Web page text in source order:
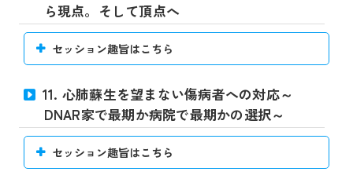
ら現点。そして頂点へ
セッション趣旨はこちら
11. 心肺蘇生を望まない傷病者への対応～
DNAR家で最期か病院で最期かの選択～
セッション趣旨はこちら